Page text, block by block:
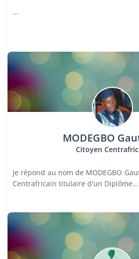
...
MODEGBO
Citoyen
Je répond au nom de MODEGBO
Centrafricain titulaire d'un Diplôme...